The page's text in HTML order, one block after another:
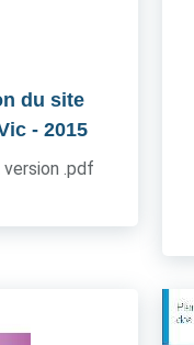
du site
- 2015
.pdf